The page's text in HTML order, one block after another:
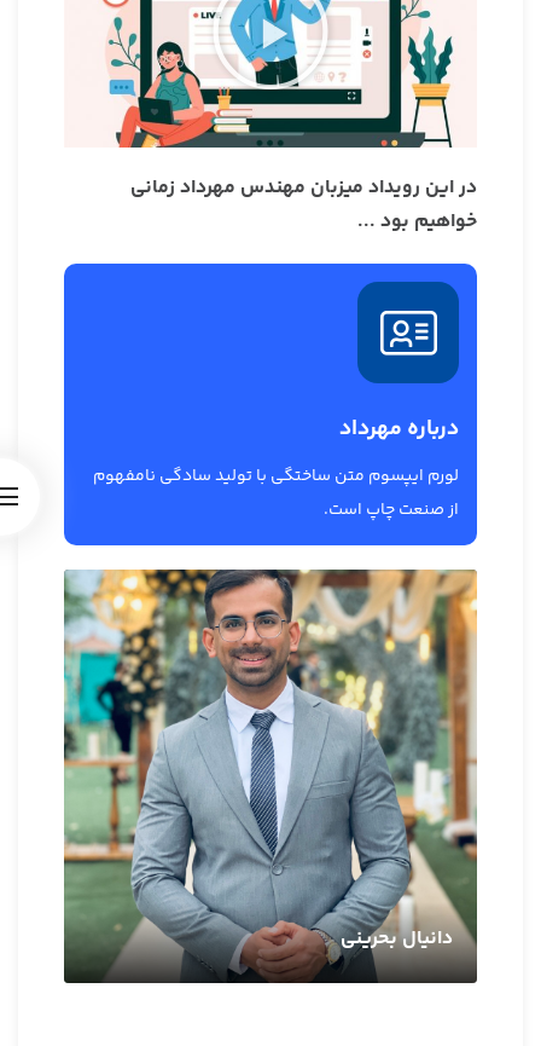
در این رویداد میزبان مهندس مهرداد زمانی
خواهیم بود ...
درباره مهرداد
لورم ایپسوم متن ساختگی با تولید سادگی نامفهوم
از صنعت چاپ است.
دانیال بحرینی